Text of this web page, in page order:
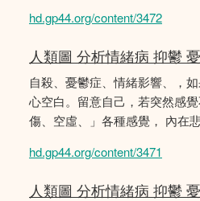
hd.gp44.org/content/3472
人類圖 分析情緒病 抑鬱
自殺、憂鬱症、情緒影響、，
心空白。留意自己，若突然感
傷、空虛、」各種感覺， 內在
hd.gp44.org/content/3471
人類圖 分析情緒病 抑鬱